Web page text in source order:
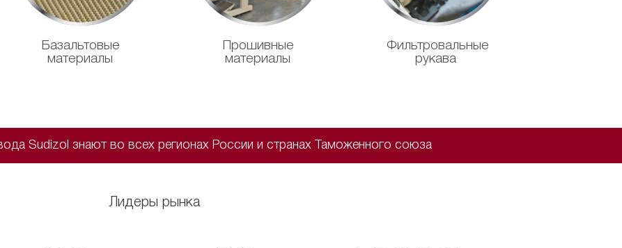
Базальтовые
материалы
Прошивные
материалы
Фильтровальные
рукава
Sudizol знают во всех регионах России и странах Таможенного союза
Лидеры рынка